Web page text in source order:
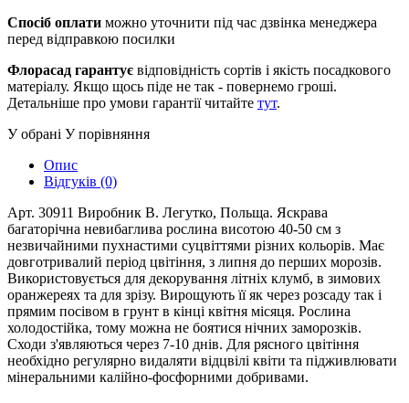
Спосіб оплати можно уточнити під час дзвінка менеджера
перед відправкою посилки
Флорасад гарантує відповідність сортів і якість посадкового
матеріалу. Якщо щось піде не так - повернемо гроші.
Детальніше про умови гарантії читайте тут.
У обрані У порівняння
Опис
Відгуків (0)
Арт. 30911 Виробник В. Легутко, Польща. Яскрава
багаторічна невибаглива рослина висотою 40-50 см з
незвичайними пухнастими суцвіттями різних кольорів. Має
довготривалий період цвітіння, з липня до перших морозів.
Використовується для декорування літніх клумб, в зимових
оранжереях та для зрізу. Вирощують її як через розсаду так і
прямим посівом в грунт в кінці квітня місяця. Рослина
холодостійка, тому можна не боятися нічних заморозків.
Сходи з'являються через 7-10 днів. Для рясного цвітіння
необхідно регулярно видаляти відцвілі квіти та підживлювати
мінеральними калійно-фосфорними добривами.